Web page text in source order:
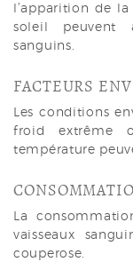
l’apparition de
soleil peuvent
sanguins.
FACTEURS
Les conditions
froid extrême
température
La
vaisseaux
couperose.